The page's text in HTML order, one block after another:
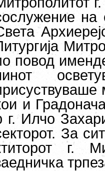
повод
и
г. Илчо
За
г.